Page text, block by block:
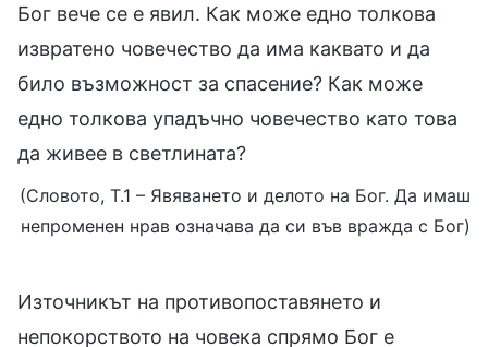
Бог вече се е явил. Как може едно толкова
извратено човечество да има каквато и да
било възможност за спасение? Как може
едно толкова упадъчно човечество като това
да живее в светлината?
(Словото, Т.1 – Явяването и делото на Бог. Да имаш
непроменен нрав означава да си във вражда с Бог)
Източникът на противопоставянето и
непокорството на човека спрямо Бог е